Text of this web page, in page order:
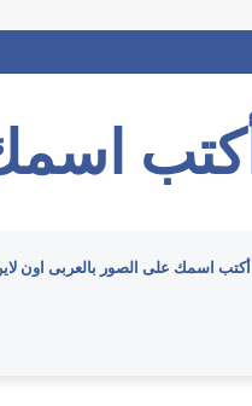
أكتب
أكتب اسمك على الصور بالعربى اون